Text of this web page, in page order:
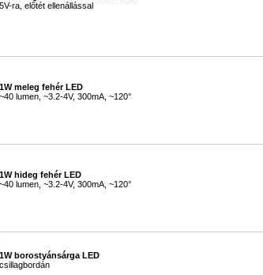
5V-ra, előtét ellenállással
1W meleg fehér LED
~40 lumen, ~3.2-4V, 300mA, ~120°
1W hideg fehér LED
~40 lumen, ~3.2-4V, 300mA, ~120°
1W borostyánsárga LED
csillagbordán